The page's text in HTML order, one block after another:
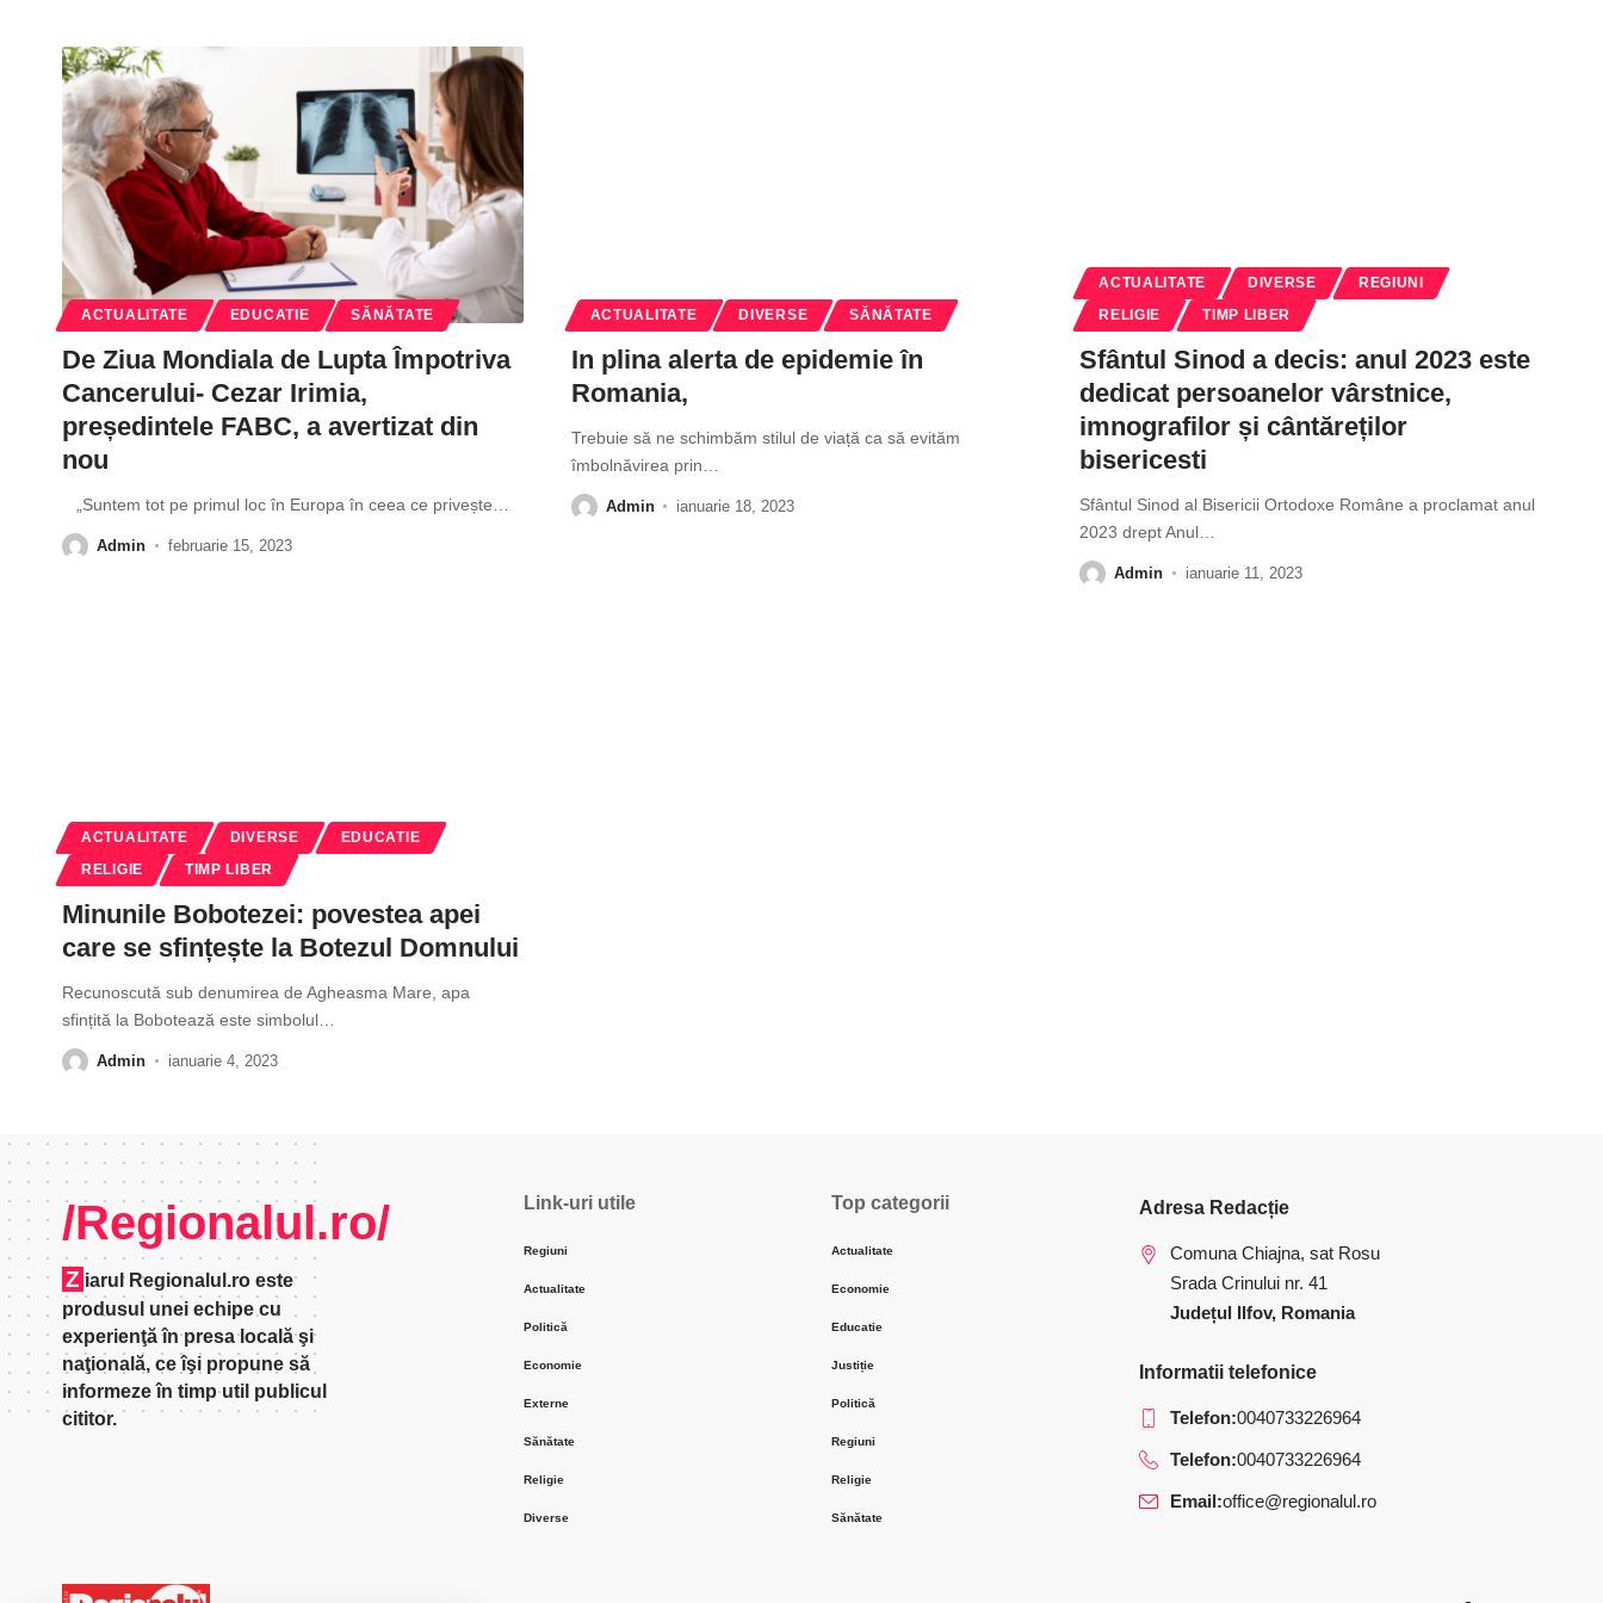
ACTUALITATE EDUCATIE SĂNĂTATE
De Ziua Mondiala de Lupta Împotriva
Cancerului- Cezar Irimia,
președintele FABC, a avertizat din
nou
„Suntem tot pe primul loc în Europa în ceea ce privește
Admin februarie 15, 2023
ACTUALITATE DIVERSE SĂNĂTATE
In plina alerta de epidemie în
Romania,
Trebuie să ne schimbăm stilul de viață ca să evităm
îmbolnăvirea prin
Admin ianuarie 18, 2023
ACTUALITATE DIVERSE REGIUNI
RELIGIE TIMP LIBER
Sfântul Sinod a decis: anul 2023 este
dedicat persoanelor vârstnice,
imnografilor și cântăreților
bisericesti
Sfântul Sinod al Bisericii Ortodoxe Române a proclamat anul
2023 drept Anul
Admin ianuarie 11, 2023
ACTUALITATE DIVERSE EDUCATIE
RELIGIE TIMP LIBER
Minunile Bobotezei: povestea apei
care se sfințește la Botezul Domnului
Recunoscută sub denumirea de Agheasma Mare, apa
sfințită la Bobotează este simbolul
Admin ianuarie 4, 2023
/Regionalul.ro/
Z iarul Regionalul.ro este
produsul unei echipe cu
experienţă în presa locală şi
naţională, ce îşi propune să
informeze în timp util publicul
cititor.
Link-uri utile
Regiuni
Actualitate
Politică
Economie
Externe
Sănătate
Religie
Diverse
Top categorii
Actualitate
Economie
Educatie
Justiție
Politică
Regiuni
Religie
Sănătate
Adresa Redacție
Comuna Chiajna, sat Rosu
Srada Crinului nr. 41
Județul Ilfov, Romania
Informatii telefonice
Telefon:0040733226964
Telefon:0040733226964
Email:office@regionalul.ro